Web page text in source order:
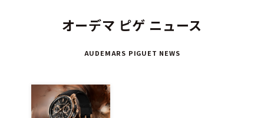
オーデマ ピゲ ニュース
AUDEMARS PIGUET NEWS